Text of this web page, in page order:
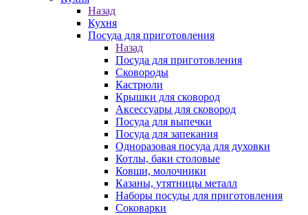
Назад
Кухня
Посуда для приготовления
Назад
Посуда для приготовления
Сковороды
Кастрюли
Крышки для сковород
Аксессуары для сковород
Посуда для выпечки
Посуда для запекания
Одноразовая посуда для духовки
Котлы, баки столовые
Ковши, молочники
Казаны, утятницы металл
Наборы посуды для приготовления
Соковарки